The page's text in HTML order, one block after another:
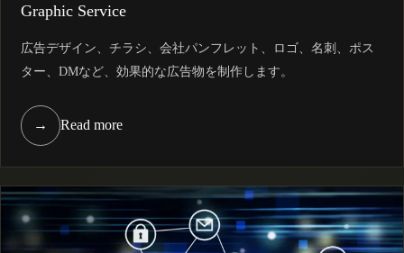
Graphic Service
広告デザイン、チラシ、会社パンフレット、ロゴ、名刺、ポス
ター、DMなど、効果的な広告物を制作します。
→ Read more